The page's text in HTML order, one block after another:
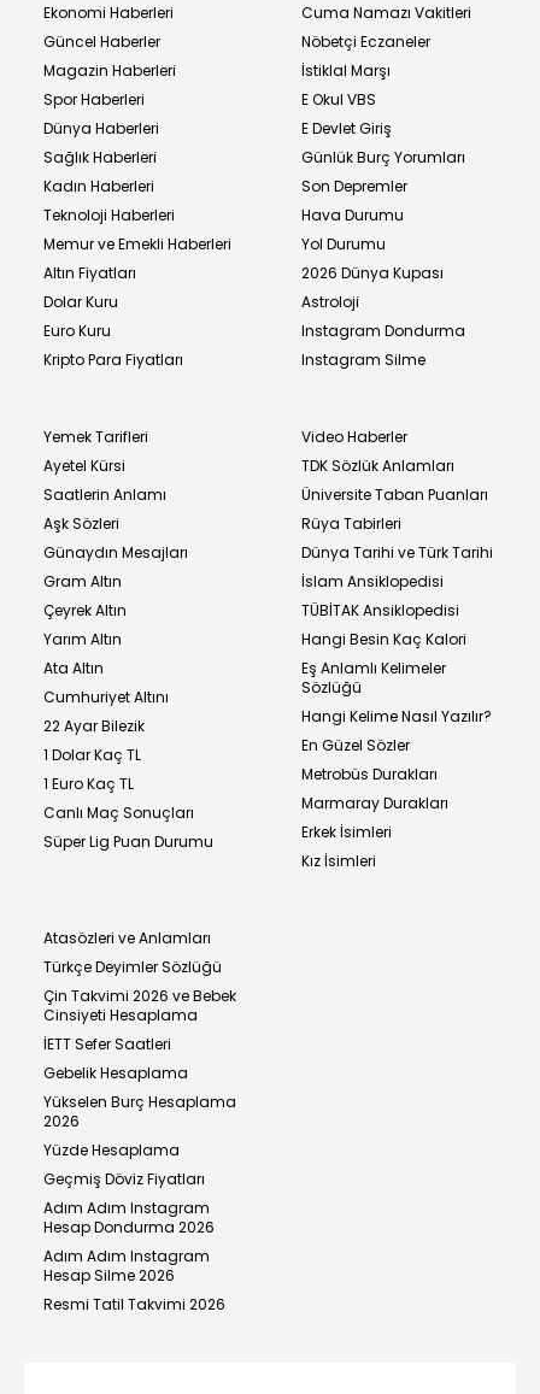
Ekonomi Haberleri
Güncel Haberler
Magazin Haberleri
Spor Haberleri
Dünya Haberleri
Sağlık Haberleri
Kadın Haberleri
Teknoloji Haberleri
Memur ve Emekli Haberleri
Altın Fiyatları
Dolar Kuru
Euro Kuru
Kripto Para Fiyatları
Cuma Namazı Vakitleri
Nöbetçi Eczaneler
İstiklal Marşı
E Okul VBS
E Devlet Giriş
Günlük Burç Yorumları
Son Depremler
Hava Durumu
Yol Durumu
2026 Dünya Kupası
Astroloji
Instagram Dondurma
Instagram Silme
Yemek Tarifleri
Ayetel Kürsi
Saatlerin Anlamı
Aşk Sözleri
Günaydın Mesajları
Gram Altın
Çeyrek Altın
Yarım Altın
Ata Altın
Cumhuriyet Altını
22 Ayar Bilezik
1 Dolar Kaç TL
1 Euro Kaç TL
Canlı Maç Sonuçları
Süper Lig Puan Durumu
Video Haberler
TDK Sözlük Anlamları
Üniversite Taban Puanları
Rüya Tabirleri
Dünya Tarihi ve Türk Tarihi
İslam Ansiklopedisi
TÜBİTAK Ansiklopedisi
Hangi Besin Kaç Kalori
Eş Anlamlı Kelimeler
Sözlüğü
Hangi Kelime Nasıl Yazılır?
En Güzel Sözler
Metrobüs Durakları
Marmaray Durakları
Erkek İsimleri
Kız İsimleri
Atasözleri ve Anlamları
Türkçe Deyimler Sözlüğü
Çin Takvimi 2026 ve Bebek
Cinsiyeti Hesaplama
İETT Sefer Saatleri
Gebelik Hesaplama
Yükselen Burç Hesaplama
2026
Yüzde Hesaplama
Geçmiş Döviz Fiyatları
Adım Adım Instagram
Hesap Dondurma 2026
Adım Adım Instagram
Hesap Silme 2026
Resmi Tatil Takvimi 2026